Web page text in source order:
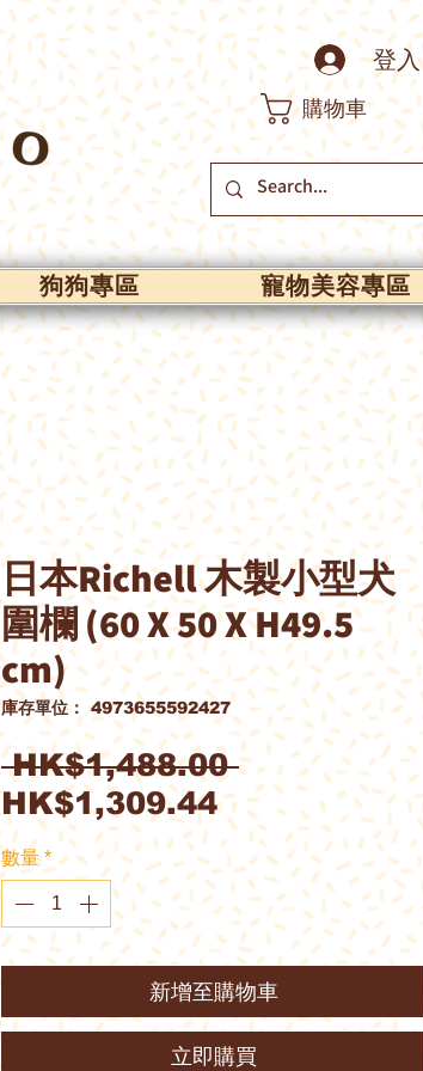
登入
購物車
狗狗專區 寵物美容專區
日本Richell 木製小型犬
圍欄 (60 X 50 X H49.5
cm)
庫存單位： 4973655592427
HK$1,488.00 一
般
價
格
HK$1,309.44促
銷
價
格
數量 *
新增至購物車
立即購買